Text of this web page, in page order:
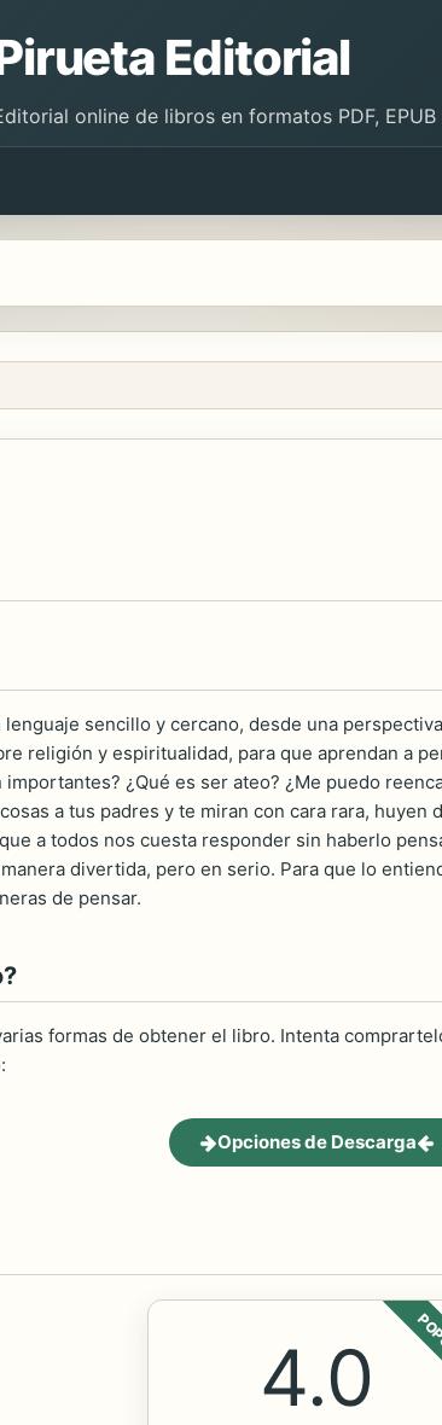
Editorial
online de libros en formatos PDF, EPUB
sencillo y cercano, desde una
religión y espiritualidad, para que aprendan a
¿Qué es ser ateo? ¿Me puedo
a tus padres y te miran con cara rara,
a todos nos cuesta responder sin haberlo
divertida, pero en serio. Para que lo
de pensar.
formas de obtener el libro. Intenta
Opciones de Descarga
4.0